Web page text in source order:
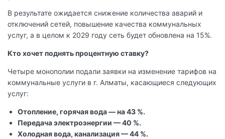
В результате ожидается снижение количества аварий и
отключений сетей, повышение качества коммунальных
услуг, а в целом к ​​2029 году сеть будет обновлена ​​на 15%.
Кто хочет поднять процентную ставку?
Четыре монополии подали заявки на изменение тарифов на
коммунальные услуги в г. Алматы, касающиеся следующих
услуг:
Отопление, горячая вода — на 43 %.
Передача электроэнергии — 40 %.
Холодная вода, канализация — 44 %.